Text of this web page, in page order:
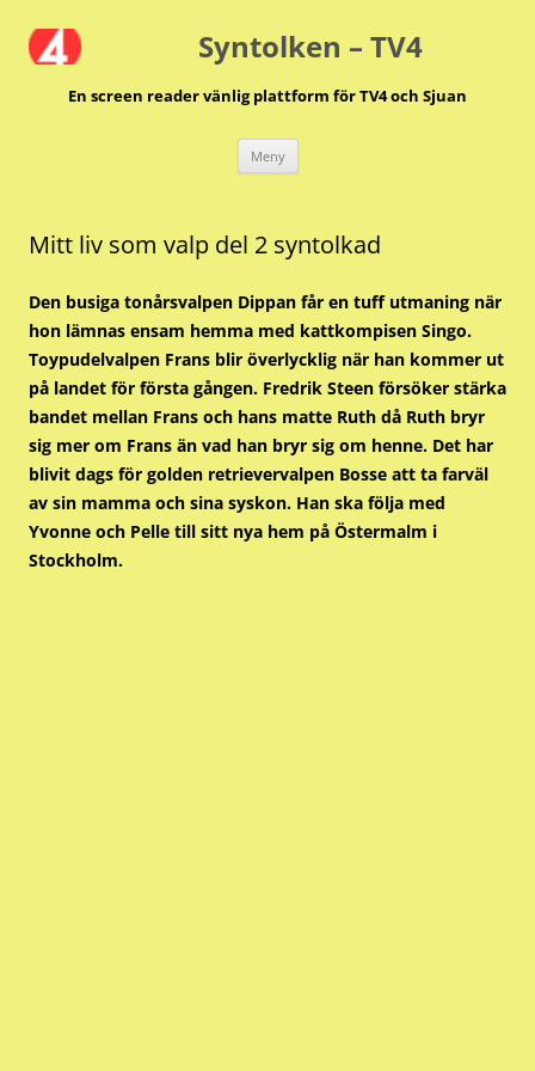
till
innehåll Syntolken – TV4
En screen reader vänlig plattform för TV4 och Sjuan
Meny
Mitt liv som valp del 2 syntolkad
Den busiga tonårsvalpen Dippan får en tuff utmaning när
hon lämnas ensam hemma med kattkompisen Singo.
Toypudelvalpen Frans blir överlycklig när han kommer ut
på landet för första gången. Fredrik Steen försöker stärka
bandet mellan Frans och hans matte Ruth då Ruth bryr
sig mer om Frans än vad han bryr sig om henne. Det har
blivit dags för golden retrievervalpen Bosse att ta farväl
av sin mamma och sina syskon. Han ska följa med
Yvonne och Pelle till sitt nya hem på Östermalm i
Stockholm.